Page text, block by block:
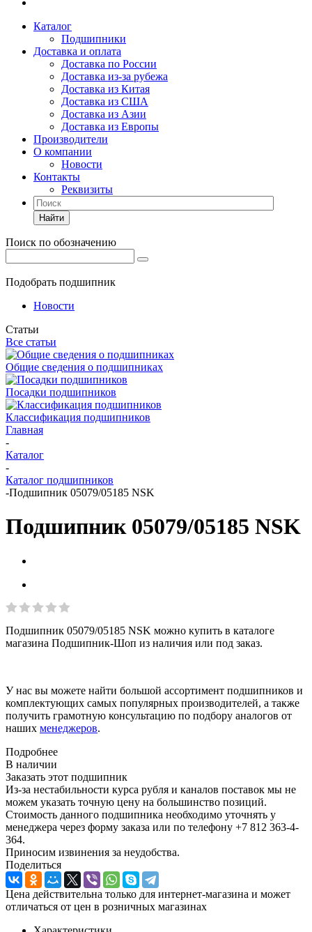
Каталог
Подшипники
Доставка и оплата
Доставка по России
Доставка из-за рубежа
Доставка из Китая
Доставка из США
Доставка из Азии
Доставка из Европы
Производители
О компании
Новости
Контакты
Реквизиты
Найти
Поиск по обозначению
Подобрать подшипник
Новости
Статьи
Все статьи
Общие сведения о подшипниках
Посадки подшипников
Классификация подшипников
Главная
-
Каталог
-
Каталог подшипников
-Подшипник 05079/05185 NSK
Подшипник 05079/05185 NSK
Подшипник 05079/05185 NSK можно купить в каталоге
магазина Подшипник-Шоп из наличия или под заказ.
У нас вы можете найти большой ассортимент подшипников и
комплектующих самых популярных производителей, а также
получить грамотную консультацию по подбору аналогов от
наших менеджеров.
Подробнее
В наличии
Заказать этот подшипник
Из-за нестабильности курса рубля и каналов поставок мы не
можем указать точную цену на большинство позиций.
Стоимость данного подшипника необходимо уточнять у
менеджера через форму заказа или по телефону +7 812 363-4-
364.
Приносим извинения за неудобства.
Поделиться
Цена действительна только для интернет-магазина и может
отличаться от цен в розничных магазинах